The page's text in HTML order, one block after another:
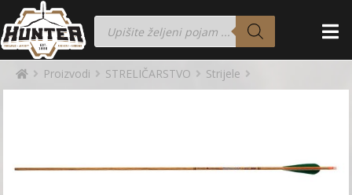
Proizvodi STRELIČARSTVO Strijele